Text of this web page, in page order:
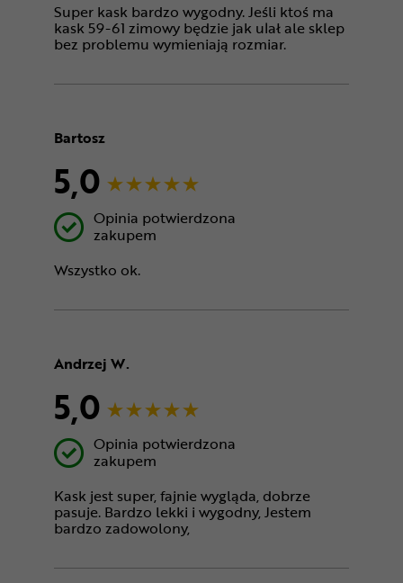
Super kask bardzo wygodny. Jeśli ktoś ma
kask 59-61 zimowy będzie jak ulał ale sklep
bez problemu wymieniają rozmiar.
Bartosz
5,0
Opinia potwierdzona
zakupem
Wszystko ok.
Andrzej W.
5,0
Opinia potwierdzona
zakupem
Kask jest super, fajnie wygląda, dobrze
pasuje. Bardzo lekki i wygodny, Jestem
bardzo zadowolony,